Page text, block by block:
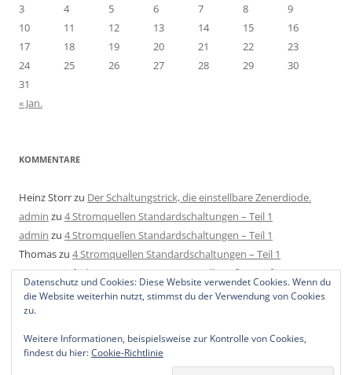
3
4 5 6 7 8
9
10
11 12 13 14 15
16
17
18 19 20 21 22
23
24
25 26 27 28 29
30
31
« Jan.
KOMMENTARE
Heinz Storrzu Der Schaltungstrick, die einstellbare Zenerdiode.
admin zu 4 Stromquellen Standardschaltungen – Teil 1
admin zu 4 Stromquellen Standardschaltungen – Teil 1
Thomaszu 4 Stromquellen Standardschaltungen – Teil 1
MatszuEinfache LED Konstantstromquelle aufbauen für 4-40V mit
2 Bauteilen, 1 Regler und 1 Widerstand.
Datenschutz und Cookies: Diese Website verwendet Cookies. Wenn du
die Website weiterhin nutzt, stimmst du der Verwendung von Cookies
zu.
Weitere Informationen, beispielsweise zur Kontrolle von Cookies,
findest du hier:Cookie-Richtlinie